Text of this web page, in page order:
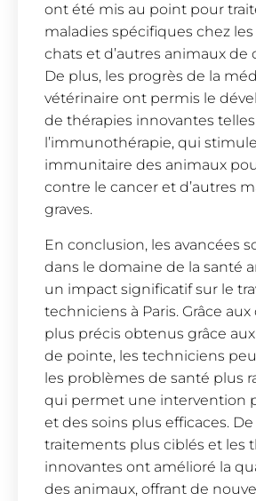
ont été mis au point pour
maladies spécifiques chez les
chats et d’autres animaux de
De plus, les progrès de la
vétérinaire ont permis le
de thérapies innovantes
l’immunothérapie, qui
immunitaire des animaux
contre le cancer et d’autres
graves.
En conclusion, les avancées
dans le domaine de la santé
un impact significatif sur le
techniciens à Paris. Grâce
plus précis obtenus grâce
de pointe, les techniciens
les problèmes de santé plus
qui permet une intervention
et des soins plus efficaces. De
traitements plus ciblés et les
innovantes ont amélioré la
des animaux, offrant de